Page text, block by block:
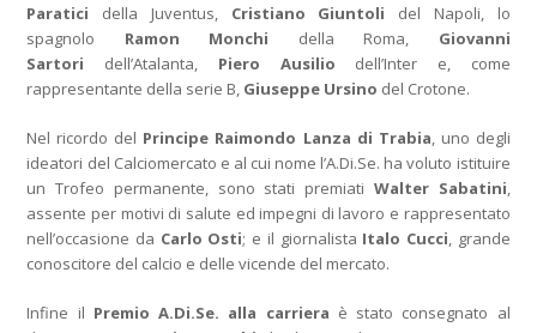
Paratici della Juventus, Cristiano Giuntoli del Napoli, lo
spagnolo Ramon Monchi della Roma, Giovanni
Sartori dell’Atalanta, Piero Ausilio dell’Inter e, come
rappresentante della serie B, Giuseppe Ursino del Crotone.
Nel ricordo del Principe Raimondo Lanza di Trabia , uno degli
ideatori del Calciomercato e al cui nome l’A.Di.Se. ha voluto istituire
un Trofeo permanente, sono stati premiati Walter Sabatini
assente per motivi di salute ed impegni di lavoro e rappresentato
nell’occasione da Carlo Osti; e il giornalista Italo Cucci , grande
conoscitore del calcio e delle vicende del mercato.
Infine il Premio A.Di.Se. alla carriera è stato consegnato al